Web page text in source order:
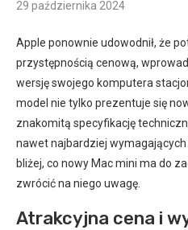
29 października 2024
Apple ponownie udowodnił, że
przystępnością cenową,
wersję swojego komputera
model nie tylko prezentuje się
znakomitą specyfikację
nawet najbardziej
bliżej, co nowy Mac mini ma do
zwrócić na niego uwagę.
Atrakcyjna cena i